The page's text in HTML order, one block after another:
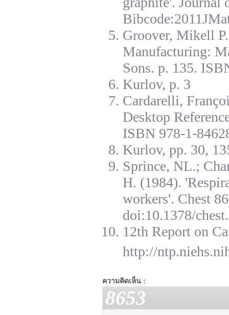
Groover, Mikell
Manufacturing:
Sons. p. 135.
Kurlov, p. 3
Cardarelli,
Desktop
ISBN 978-1-
Kurlov, pp. 30,
Sprince, NL.;
H. (1984).
workers'. Chest
doi:10.1378/
12th Report on
http://
ความคิดเห็น :
8653